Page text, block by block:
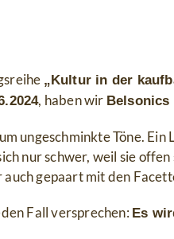
„Kultur in der
, haben wir Belsonics
ungeschminkte Töne. Ein
nur schwer, weil sie
gepaart mit den
Fall versprechen: Es